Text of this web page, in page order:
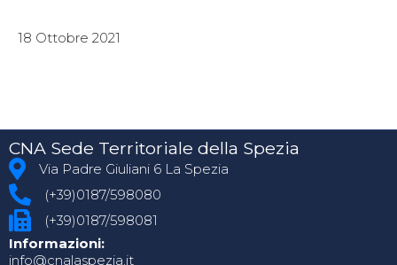
18 Ottobre 2021
CNA Sede Territoriale della Spezia
Via Padre Giuliani 6 La Spezia
(+39)0187/598080
(+39)0187/598081
Informazioni:
info@cnalaspezia.it